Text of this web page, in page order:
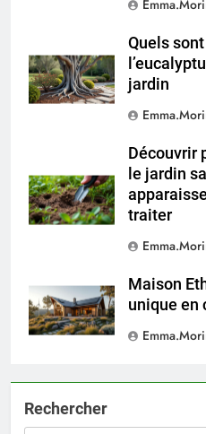
Quels
jardin
Découvrir
le jardin
traiter
Maison
unique en
Rechercher